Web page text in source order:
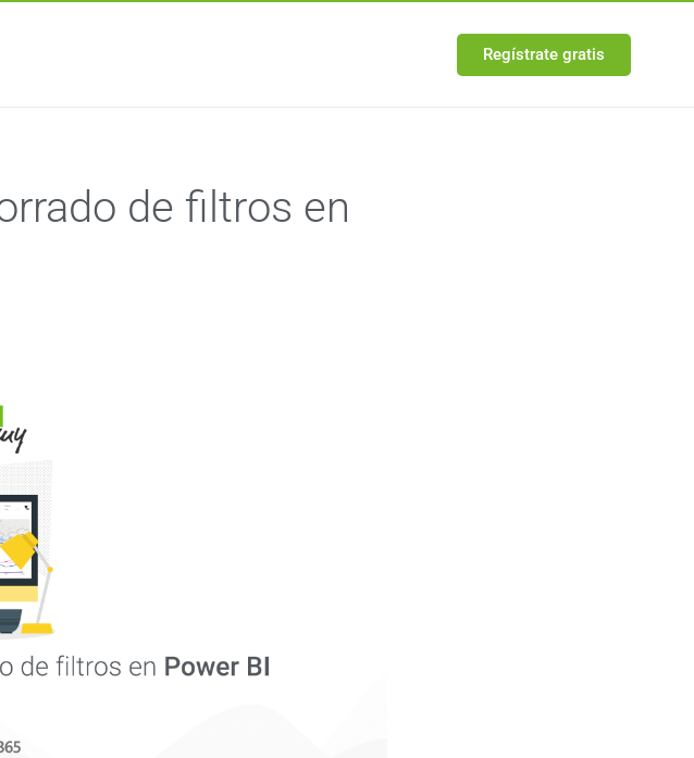
Regístrate gratis
de filtros en